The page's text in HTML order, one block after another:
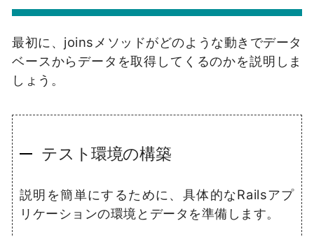
最初に、joinsメソッドがどのような動きでデータ
ベースからデータを取得してくるのかを説明しま
しょう。
テスト環境の構築
説明を簡単にするために、具体的なRailsアプ
リケーションの環境とデータを準備します。